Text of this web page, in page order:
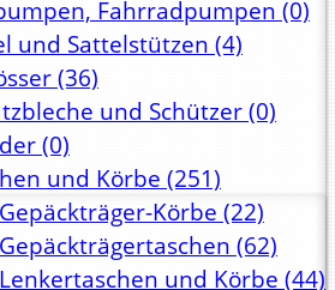
Fahrradpumpen (0)
und Sattelstützen (4)
(36)
und Schützer(0)
(0)
und Körbe (251)
Gepäckträger-Körbe (22)
Gepäckträgertaschen (62)
Lenkertaschen und Körbe (44)